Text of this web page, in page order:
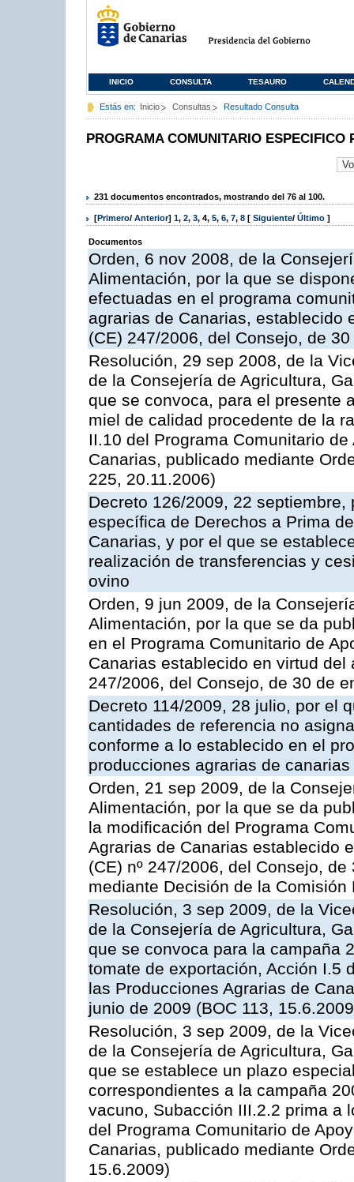
INICIO CONSULTA TESAURO
Estás en: Inicio Consultas Resultado Consulta
PROGRAMA COMUNITARIO ESPECIFICO
231 documentos encontrados, mostrando del 76 al 100.
[Primero/ Anterior] 1, 2, 3, 4, 5, 6, 7, 8 [ Siguiente/ Último ]
Documentos
Orden, 6 nov 2008, de la
Alimentación, por la que se
efectuadas en el programa
agrarias de Canarias, establecido
(CE) 247/2006, del Consejo, de
Resolución, 29 sep 2008, de la
de la Consejería de Agricultura,
que se convoca, para el presente
miel de calidad procedente de la
II.10 del Programa Comunitario
Canarias, publicado mediante
225, 20.11.2006)
Decreto 126/2009, 22
específica de Derechos a Prima
Canarias, y por el que se
realización de transferencias y
ovino
Orden, 9 jun 2009, de la
Alimentación, por la que se da
en el Programa Comunitario de
Canarias establecido en virtud
247/2006, del Consejo, de 30 de
Decreto 114/2009, 28 julio, por el
cantidades de referencia no
conforme a lo establecido en el
producciones agrarias de canarias
Orden, 21 sep 2009, de la
Alimentación, por la que se da
la modificación del Programa
Agrarias de Canarias establecido
(CE) nº 247/2006, del Consejo,
mediante Decisión de la
Resolución, 3 sep 2009, de la
de la Consejería de Agricultura,
que se convoca para la campaña
tomate de exportación, Acción I.5
las Producciones Agrarias de
junio de 2009 (BOC 113,
Resolución, 3 sep 2009, de la
de la Consejería de Agricultura,
que se establece un plazo
correspondientes a la campaña
vacuno, Subacción III.2.2 prima a
del Programa Comunitario de
Canarias, publicado mediante
15.6.2009)